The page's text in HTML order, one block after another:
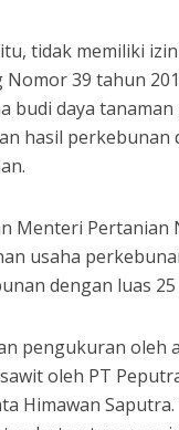
tidak memiliki
Nomor 39 tahun
budi daya
hasil
Menteri
usaha
dengan luas
pengukuran oleh
oleh PT
Himawan